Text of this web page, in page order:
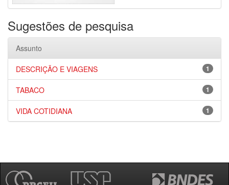
Sugestões de pesquisa
Assunto
1
DESCRIÇÃO E VIAGENS
1
TABACO
1
VIDA COTIDIANA